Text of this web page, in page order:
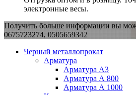
электронные весы.
Получить больше информации вы
0675723274, 0505659342
Черный металлопрокат
Арматура
Арматура А3
Арматура А 800
Арматура А 1000